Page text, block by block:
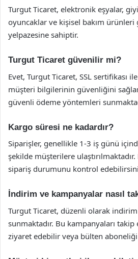
Turgut Ticaret, elektronik eşyalar,
oyuncaklar ve kişisel bakım
yelpazesine sahiptir.
Turgut Ticaret güvenilir mi?
Evet, Turgut Ticaret, SSL sertifikası
müşteri bilgilerinin güvenliğini
güvenli ödeme yöntemleri
Kargo süresi ne kadardır?
Siparişler, genellikle 1-3 iş günü
şekilde müşterilere
sipariş durumunu kontrol
İndirim ve kampanyalar nasıl
Turgut Ticaret, düzenli olarak
sunmaktadır. Bu kampanyaları
ziyaret edebilir veya bülten